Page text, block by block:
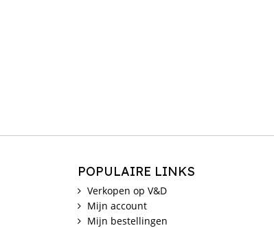
POPULAIRE LINKS
Verkopen op V&D
Mijn account
Mijn bestellingen